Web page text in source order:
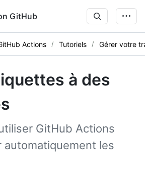
GitHub
Actions Tutoriels Gérer votre
à des
GitHub Actions
automatiquement les